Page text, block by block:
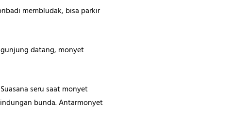
membludak, bisa parkir
datang, monyet
seru saat monyet
bunda. Antarmonyet